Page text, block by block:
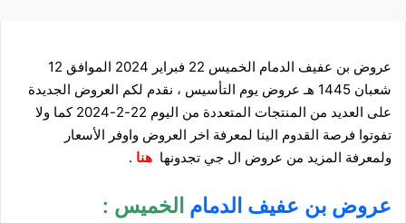
عروض بن عفيف الدمام الخميس 22 فبراير 2024 الموافق 12
شعبان 1445 هـ عروض يوم التأسيس ، نقدم لكم العروض الجديدة
على العديد من المنتجات المتعددة من اليوم 22-2-2024 كما ولا
تفوتوا فرصة القدوم الينا لمعرفة اخر العروض واوفر الأسعار
ولمعرفة المزيد من عروض ال جي تجدونها هنا .
عروض بن عفيف الدمام الخميس :